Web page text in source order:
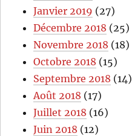
Janvier 2019 (27)
Décembre 2018 (25)
Novembre 2018 (18)
Octobre 2018 (15)
Septembre 2018 (14)
Août 2018 (17)
Juillet 2018 (16)
Juin 2018 (12)